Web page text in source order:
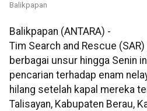
Balikpapan
Balikpapan (ANTARA) -
Tim Search and Rescue
berbagai unsur hingga Senin
pencarian terhadap enam
hilang setelah kapal mereka
Talisayan, Kabupaten Berau,